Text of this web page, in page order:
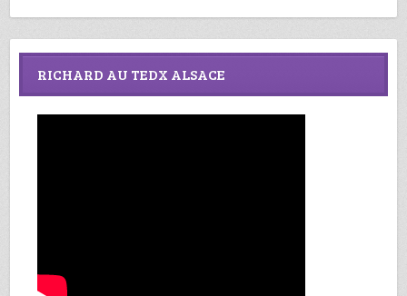
RICHARD AU TEDX ALSACE